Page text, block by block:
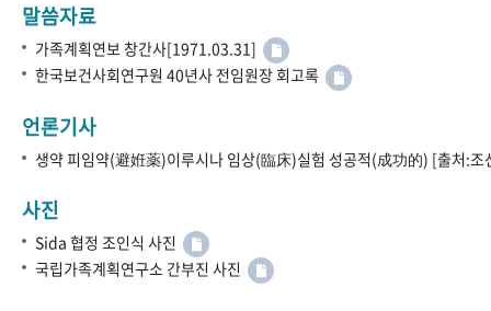
말씀자료
가족계획연보 창간사[1971.03.31]
한국보건사회연구원 40년사 전임원장 회고록
언론기사
생약 피임약(避姙薬)이루시나 임상(臨床)실험 성공적(成功的) [출처:
사진
Sida 협정 조인식 사진
국립가족계획연구소 간부진 사진